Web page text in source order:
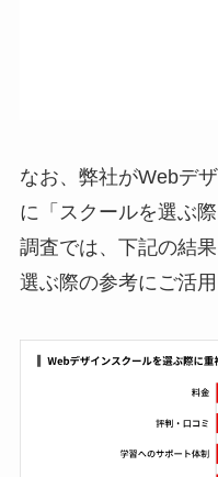
なお、弊社がWebデ
に「スクールを選ぶ
調査では、下記の結
選ぶ際の参考にご活用